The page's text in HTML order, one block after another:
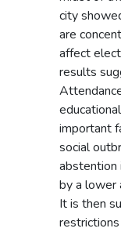
city
are
affect
results
important
social
abstention
by a lower
It is then